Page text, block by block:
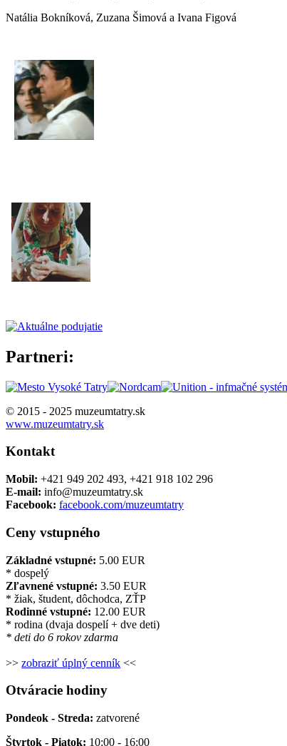
Natália Bokníková, Zuzana Šimová a Ivana Figová
Partneri:
© 2015 - 2025 muzeumtatry.sk
www.muzeumtatry.sk
Kontakt
Mobil: +421 949 202 493, +421 918 102 296
E-mail: info@muzeumtatry.sk
Facebook: facebook.com/muzeumtatry
Ceny vstupného
Základné vstupné: 5.00 EUR
* dospelý
Zľavnené vstupné: 3.50 EUR
* žiak, študent, dôchodca, ZŤP
Rodinné vstupné: 12.00 EUR
* rodina (dvaja dospelí + dve deti)
* deti do 6 rokov zdarma
>> zobraziť úplný cenník <<
Otváracie hodiny
Pondeok - Streda: zatvorené
Štvrtok - Piatok: 10:00 - 16:00